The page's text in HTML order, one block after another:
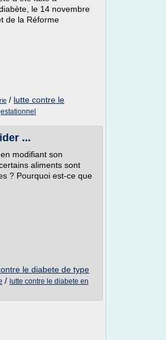
le 14 novembre
de la Réforme
/ lutte contre le
...
modifiant son
aliments sont
? Pourquoi est-ce que
le diabete de type
/ lutte contre le diabete en